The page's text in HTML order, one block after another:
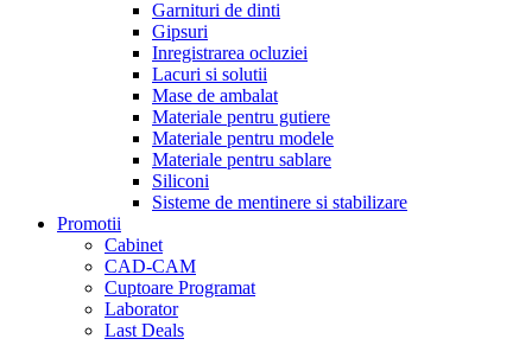
Garnituri de dinti
Gipsuri
Inregistrarea ocluziei
Lacuri si solutii
Mase de ambalat
Materiale pentru gutiere
Materiale pentru modele
Materiale pentru sablare
Siliconi
Sisteme de mentinere si stabilizare
Promotii
Cabinet
CAD-CAM
Cuptoare Programat
Laborator
Last Deals